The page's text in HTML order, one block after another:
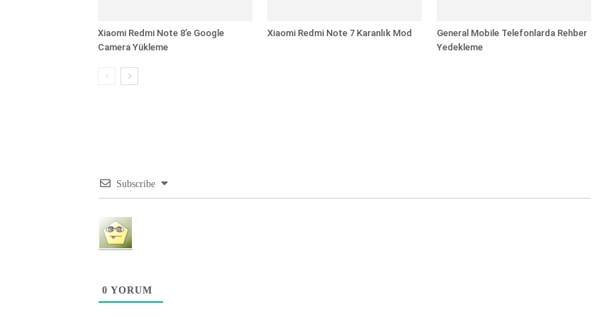
Xiaomi Redmi Note 8’e Google
Camera Yükleme
Xiaomi Redmi Note 7 Karanlık Mod
General Mobile Telefonlarda Rehber
Yedekleme
Subscribe
0 YORUM